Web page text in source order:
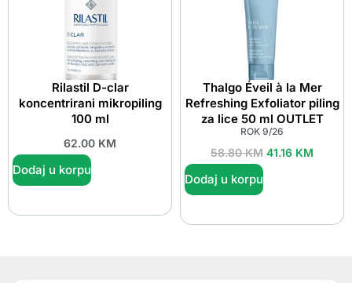
Rilastil D-clar
koncentrirani mikropiling
100 ml
62.00 KM
Dodaj u korpu
Thalgo Éveil à la Mer
Refreshing Exfoliator piling
za lice 50 ml OUTLET
ROK 9/26
58.80KM 41.16 KM
Dodaj u korpu